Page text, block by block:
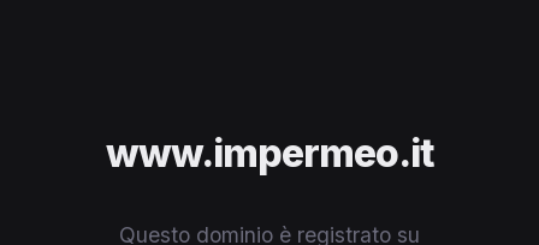
www.impermeo.it
Questo dominio è registrato su